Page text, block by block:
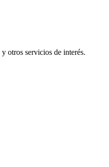
otros servicios de interés.